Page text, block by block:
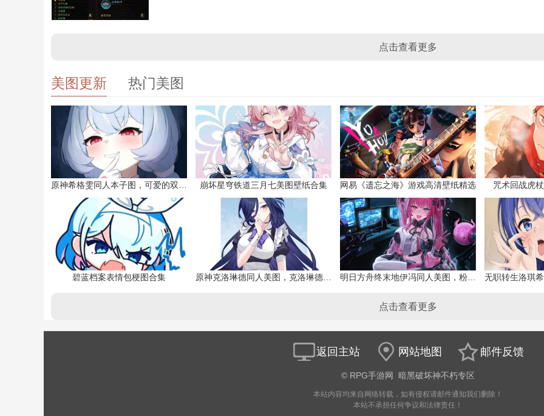
点击查看更多
美图更新 热门美图
原神希格雯同人本子图，可爱的双马尾 崩坏星穹铁道三月七美图壁纸合集 网易《遗忘之海》游戏高清壁纸精选 咒术回战虎
碧蓝档案表情包梗图合集 原神克洛琳德同人美图，克洛琳德战败会怎样 明日方舟终末地伊冯同人美图，粉毛恶魔伊冯
点击查看更多
返回主站 网站地图 邮件反馈
© RPG手游网 暗黑破坏神不朽专区
本站内容均来自网络转载，如有侵权请邮件通知我们删除！
本站不承担任何争议和法律责任！